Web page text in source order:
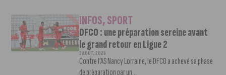
INFOS,SPORT
DFCO : une préparation sereine avant
le grand retour en Ligue 2
3 AOÛT, 2026
Contre l’AS Nancy Lorraine, le DFCO a achevé sa phase
de préparation par un...